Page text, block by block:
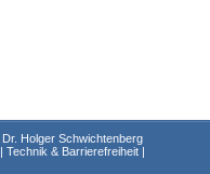
Dr. Holger Schwichtenberg
| Technik & Barrierefreiheit |